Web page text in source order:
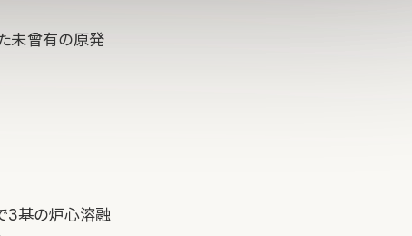
未曾有の原発
3基の炉心溶融